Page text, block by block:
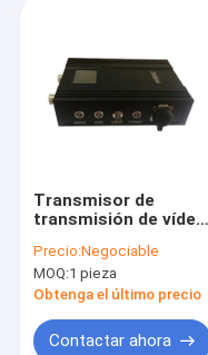
Transmisor de
transmisión de vídeo
potencia de largo
alcance HD UHF para
vigilancia y vigilancia
Precio:Negociable
MOQ:1 pieza
Obtenga el último precio
Contactar ahora